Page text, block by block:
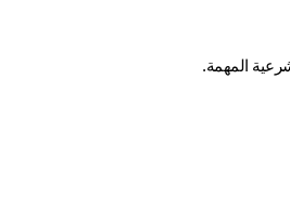
المهمة.